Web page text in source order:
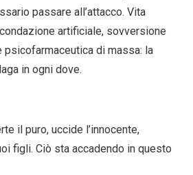
passare all’attacco. Vita
artificiale, sovversione
psicofarmaceutica di massa: la
in ogni dove.
il puro, uccide l’innocente,
figli. Ciò sta accadendo in questo